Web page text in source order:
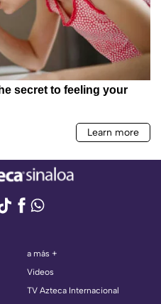
a más +
Videos
TV Azteca Internacional